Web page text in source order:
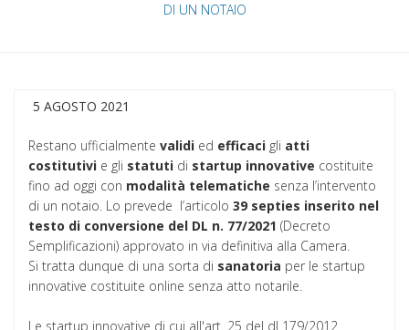
DI UN NOTAIO
5 AGOSTO 2021
Restano ufficialmente validi ed efficaci gli atti
costitutivi e gli statuti di startup innovative costituite
fino ad oggi con modalità telematiche senza l’intervento
di un notaio. Lo prevede l’articolo 39 septies inserito nel
testo di conversione del DL n. 77/2021 (Decreto
Semplificazioni) approvato in via definitiva alla Camera.
Si tratta dunque di una sorta di sanatoria per le startup
innovative costituite online senza atto notarile.
Le startup innovative di cui all'art. 25 del dl 179/2012